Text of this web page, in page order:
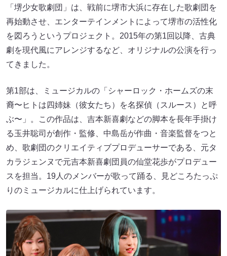
「堺少女歌劇団」は、戦前に堺市大浜に存在した歌劇団を
再始動させ、エンターテインメントによって堺市の活性化
を図ろうというプロジェクト。2015年の第1回以降、古典
劇を現代風にアレンジするなど、オリジナルの公演を行っ
てきました。
第1部は、ミュージカルの「シャーロック・ホームズの末
裔〜ヒトは四姉妹（彼女たち）を名探偵（スルース）と呼
ぶ〜」。この作品は、吉本新喜劇などの脚本を長年手掛け
る玉井聡司が創作・監修、中島岳が作曲・音楽監督をつと
め、歌劇団のクリエイティブプロデューサーである、元タ
カラジェンヌで元吉本新喜劇団員の仙堂花歩がプロデュー
スを担当。19人のメンバーが歌って踊る、見どころたっぷ
りのミュージカルに仕上げられています。